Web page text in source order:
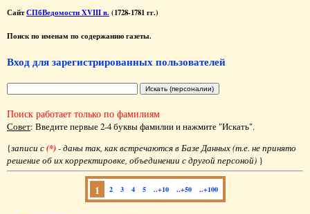
СайтСПбВедомости XVIII в. (1728-1781 гг.)
Поиск по именам по содержанию газеты.
Вход для зарегистрированных пользователей
Поиск работает только по фамилиям
Совет: Введите первые 2-4 буквы фамилии и нажмите "Искать".
{записи с(*)- даны так, как встречаются в Базе Данных (т.е. не принято
решение об их корректировке, объединении с другой персоной) }
1 2 3 4 5 ..+10 ..+50 ..+100